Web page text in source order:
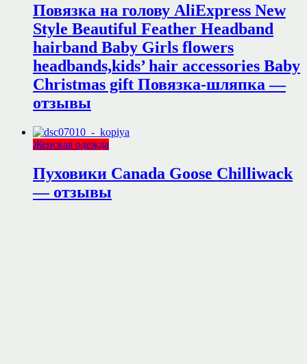
Повязка на голову AliExpress New
Style Beautiful Feather Headband
hairband Baby Girls flowers
headbands,kids’ hair accessories Baby
Christmas gift Повязка-шляпка —
отзывы
Женская одежда
Пуховики Canada Goose Chilliwack
— отзывы